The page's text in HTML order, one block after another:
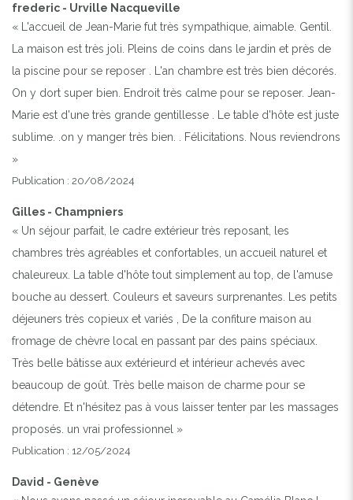
frederic - Urville Nacqueville
« L'accueil de Jean-Marie fut très sympathique, aimable. Gentil.
La maison est très joli. Pleins de coins dans le jardin et près de
la piscine pour se reposer . L'an chambre est très bien décorés.
On y dort super bien. Endroit très calme pour se reposer. Jean-
Marie est d'une très grande gentillesse . Le table d'hôte est juste
sublime. .on y manger très bien. . Félicitations. Nous reviendrons
»
Publication : 20/08/2024
Gilles - Champniers
« Un séjour parfait, le cadre extérieur très reposant, les
chambres très agréables et confortables, un accueil naturel et
chaleureux. La table d'hôte tout simplement au top, de l'amuse
bouche au dessert. Couleurs et saveurs surprenantes. Les petits
déjeuners très copieux et variés , De la confiture maison au
fromage de chèvre local en passant par des pains spéciaux.
Très belle bâtisse aux extérieurd et intérieur achevés avec
beaucoup de goût. Très belle maison de charme pour se
détendre. Et n'hésitez pas à vous laisser tenter par les massages
proposés. un vrai professionnel »
Publication : 12/05/2024
David - Genève